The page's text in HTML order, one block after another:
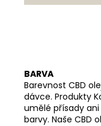
BARVA
Barevnost CBD
dávce. Produkty
umělé přísady
barvy. Naše CBD